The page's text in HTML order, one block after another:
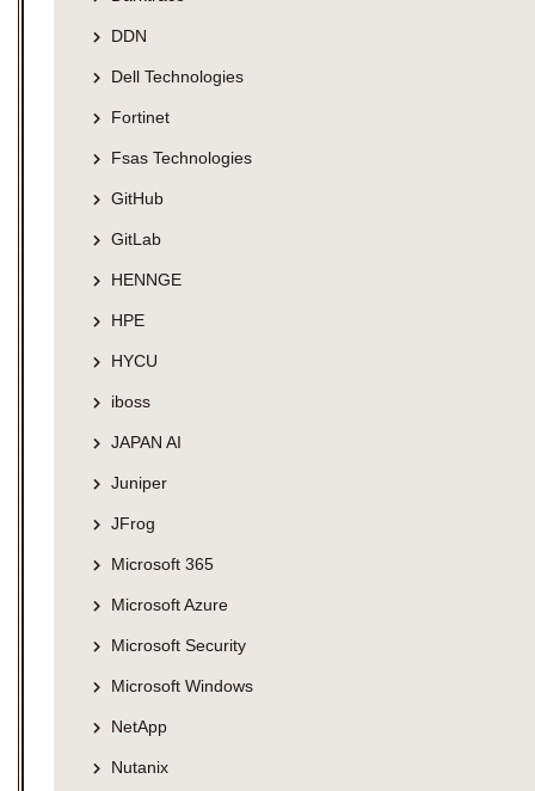
DDN
Dell Technologies
Fortinet
Fsas Technologies
GitHub
GitLab
HENNGE
HPE
HYCU
iboss
JAPAN AI
Juniper
JFrog
Microsoft 365
Microsoft Azure
Microsoft Security
Microsoft Windows
NetApp
Nutanix